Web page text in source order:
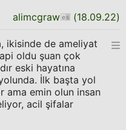
alimcgraw (18.09.22)
ikisinde de ameliyat
oldu şuan çok
eski hayatına
İlk başta yol
ama emin olun insan
acil şifalar